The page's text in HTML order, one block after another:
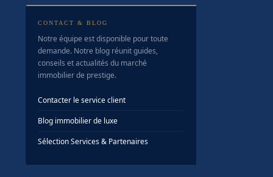
CONTACT & BLOG
Notre équipe est disponible pour toute
demande. Notre blog réunit guides,
conseils et actualités du marché
immobilier de prestige.
Contacter le service client
Blog immobilier de luxe
Sélection Services & Partenaires